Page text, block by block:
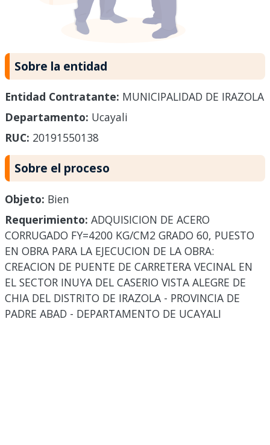
Sobre la entidad
Entidad Contratante: MUNICIPALIDAD DE IRAZOLA
Departamento: Ucayali
RUC: 20191550138
Sobre el proceso
Objeto: Bien
Requerimiento: ADQUISICION DE ACERO
CORRUGADO FY=4200 KG/CM2 GRADO 60, PUESTO
EN OBRA PARA LA EJECUCION DE LA OBRA:
CREACION DE PUENTE DE CARRETERA VECINAL EN
EL SECTOR INUYA DEL CASERIO VISTA ALEGRE DE
CHIA DEL DISTRITO DE IRAZOLA - PROVINCIA DE
PADRE ABAD - DEPARTAMENTO DE UCAYALI